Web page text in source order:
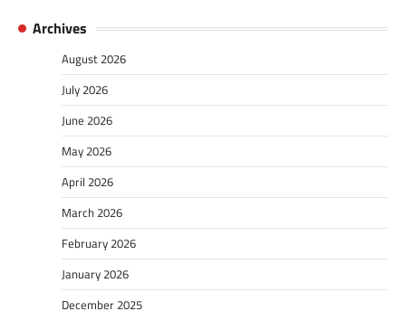
Archives
August 2026
July 2026
June 2026
May 2026
April 2026
March 2026
February 2026
January 2026
December 2025